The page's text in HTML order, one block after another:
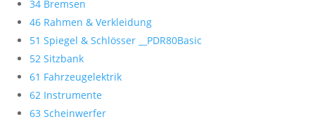
34 Bremsen
46 Rahmen & Verkleidung
51 Spiegel & Schlösser __PDR80Basic
52 Sitzbank
61 Fahrzeugelektrik
62 Instrumente
63 Scheinwerfer